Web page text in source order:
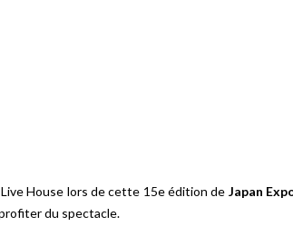
House lors de cette 15e édition de Japan
du spectacle.